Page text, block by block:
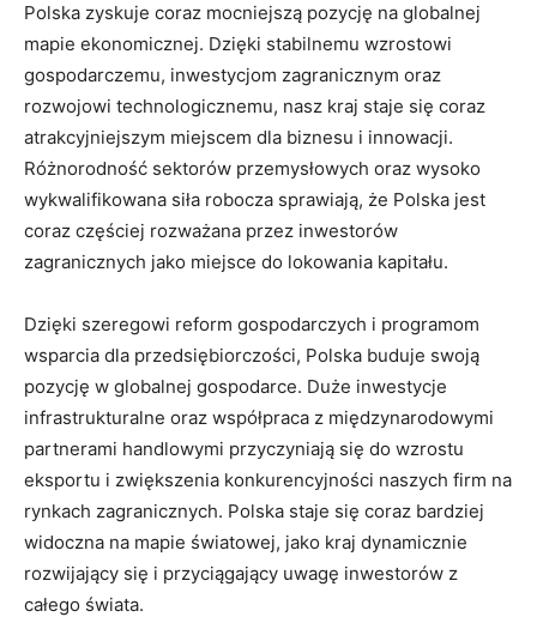
Polska zyskuje coraz⁤ mocniejszą pozycję na⁤ globalnej
mapie ekonomicznej. ⁤Dzięki stabilnemu wzrostowi
gospodarczemu, inwestycjom zagranicznym oraz
rozwojowi technologicznemu, nasz kraj staje się‍ coraz
atrakcyjniejszym miejscem dla biznesu i innowacji.
Różnorodność sektorów przemysłowych oraz‍ wysoko
wykwalifikowana siła robocza sprawiają, że Polska jest
coraz częściej ‌rozważana przez inwestorów
zagranicznych jako miejsce do lokowania ‍kapitału.
Dzięki szeregowi‌ reform gospodarczych i programom
⁤wsparcia dla przedsiębiorczości, Polska⁣ buduje swoją
‍pozycję w globalnej gospodarce. Duże inwestycje
infrastrukturalne oraz współpraca‌ z międzynarodowymi
partnerami handlowymi przyczyniają się do wzrostu
eksportu i zwiększenia konkurencyjności naszych firm na
rynkach zagranicznych. Polska staje się coraz bardziej​
widoczna na mapie światowej, jako kraj dynamicznie
rozwijający się i przyciągający uwagę inwestorów z
całego świata.